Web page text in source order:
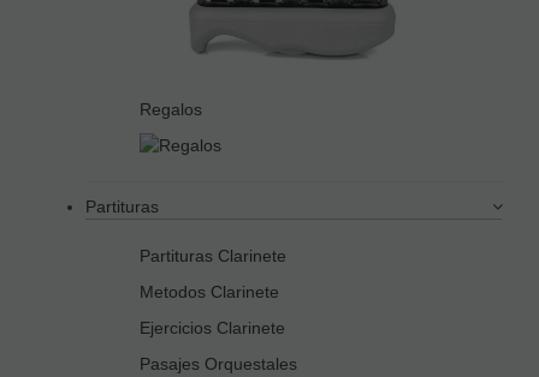
Regalos
Partituras
Partituras Clarinete
Metodos Clarinete
Ejercicios Clarinete
Pasajes Orquestales